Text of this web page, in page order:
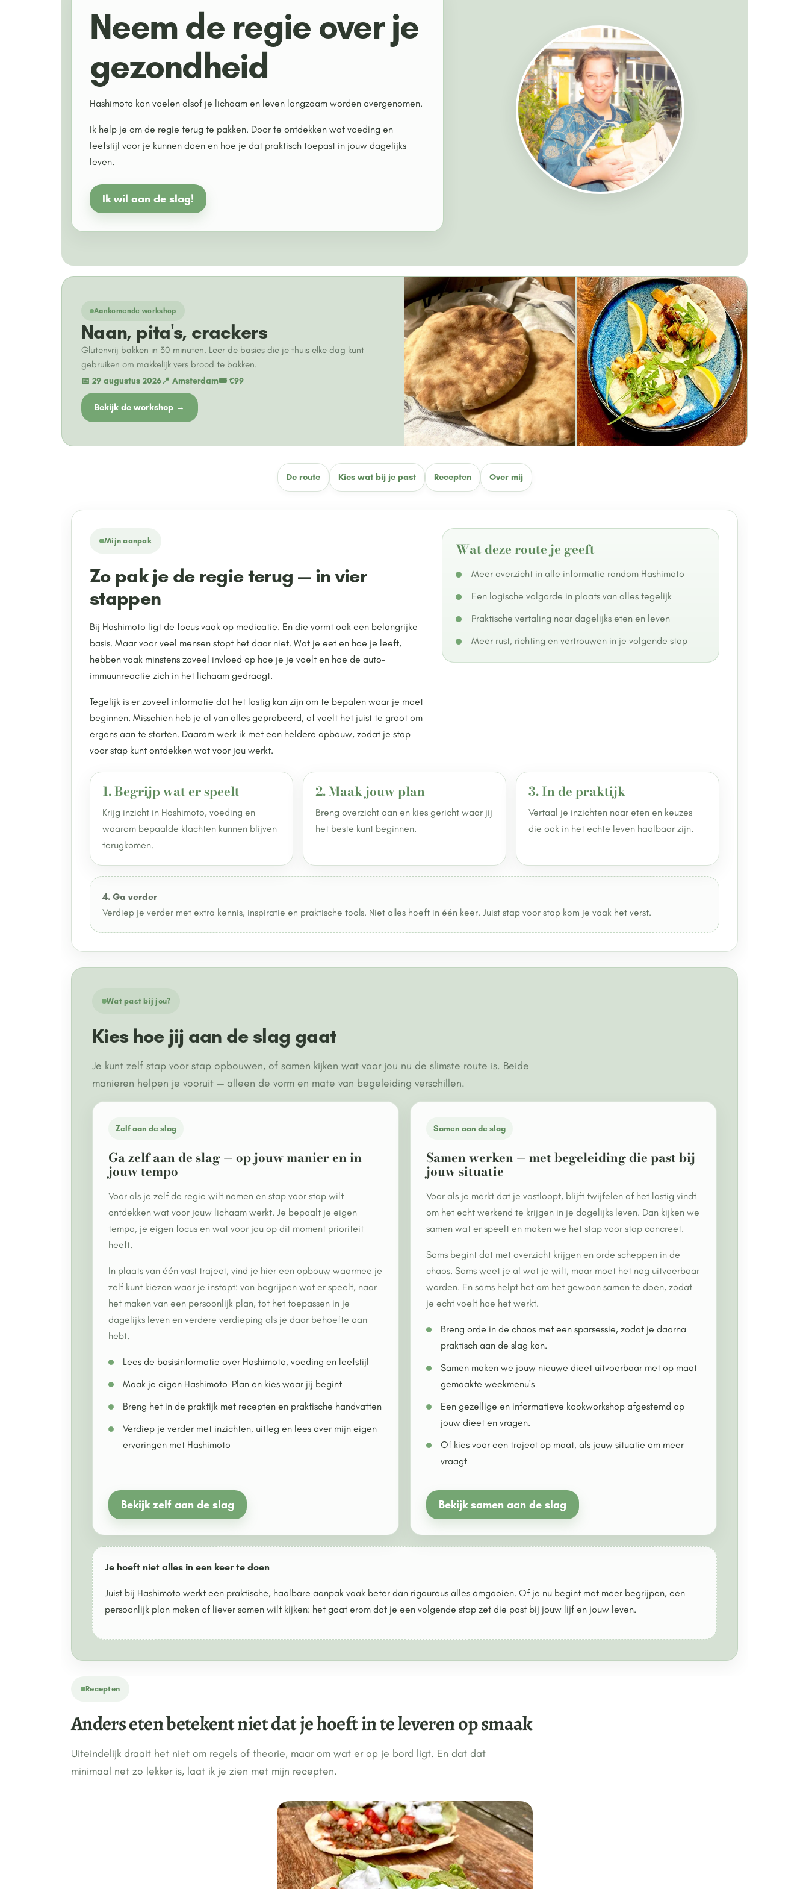
Neem de regie over je
gezondheid
Hashimoto kan voelen alsof je lichaam en leven langzaam worden overgenomen.
Ik help je om de regie terug te pakken. Door te ontdekken wat voeding en
leefstijl voor je kunnen doen en hoe je dat praktisch toepast in jouw dagelijks
leven.
Ik wil aan de slag!
Aankomende workshop
Naan, pita's, crackers
Glutenvrij bakken in 30 minuten. Leer de basics die je thuis elke dag kunt
gebruiken om makkelijk vers brood te bakken.
📅 29 augustus 2026📍 Amsterdam🎟 €99
Bekijk de workshop →
De route Kies wat bij je past Recepten Over mij
Mijn aanpak
Zo pak je de regie terug — in vier
stappen
Bij Hashimoto ligt de focus vaak op medicatie. En die vormt ook een belangrijke
basis. Maar voor veel mensen stopt het daar niet. Wat je eet en hoe je leeft,
hebben vaak minstens zoveel invloed op hoe je je voelt en hoe de auto-
immuunreactie zich in het lichaam gedraagt.
Tegelijk is er zoveel informatie dat het lastig kan zijn om te bepalen waar je moet
beginnen. Misschien heb je al van alles geprobeerd, of voelt het juist te groot om
ergens aan te starten. Daarom werk ik met een heldere opbouw, zodat je stap
voor stap kunt ontdekken wat voor jou werkt.
Wat deze route je geeft
Meer overzicht in alle informatie rondom Hashimoto
Een logische volgorde in plaats van alles tegelijk
Praktische vertaling naar dagelijks eten en leven
Meer rust, richting en vertrouwen in je volgende stap
1. Begrijp wat er speelt
Krijg inzicht in Hashimoto, voeding en
waarom bepaalde klachten kunnen blijven
terugkomen.
2. Maak jouw plan
Breng overzicht aan en kies gericht waar jij
het beste kunt beginnen.
3. In de praktijk
Vertaal je inzichten naar eten en keuzes
die ook in het echte leven haalbaar zijn.
4. Ga verder
Verdiep je verder met extra kennis, inspiratie en praktische tools. Niet alles hoeft in één keer. Juist stap voor stap kom je vaak het verst.
Wat past bij jou?
Kies hoe jij aan de slag gaat
Je kunt zelf stap voor stap opbouwen, of samen kijken wat voor jou nu de slimste route is. Beide
manieren helpen je vooruit — alleen de vorm en mate van begeleiding verschillen.
Zelf aan de slag
Ga zelf aan de slag — op jouw manier en in
jouw tempo
Voor als je zelf de regie wilt nemen en stap voor stap wilt
ontdekken wat voor jouw lichaam werkt. Je bepaalt je eigen
tempo, je eigen focus en wat voor jou op dit moment prioriteit
heeft.
In plaats van één vast traject, vind je hier een opbouw waarmee je
zelf kunt kiezen waar je instapt: van begrijpen wat er speelt, naar
het maken van een persoonlijk plan, tot het toepassen in je
dagelijks leven en verdere verdieping als je daar behoefte aan
hebt.
Lees de basisinformatie over Hashimoto, voeding en leefstijl
Maak je eigen Hashimoto-Plan en kies waar jij begint
Breng het in de praktijk met recepten en praktische handvatten
Verdiep je verder met inzichten, uitleg en lees over mijn eigen
ervaringen met Hashimoto
Bekijk zelf aan de slag
Samen aan de slag
Samen werken — met begeleiding die past bij
jouw situatie
Voor als je merkt dat je vastloopt, blijft twijfelen of het lastig vindt
om het echt werkend te krijgen in je dagelijks leven. Dan kijken we
samen wat er speelt en maken we het stap voor stap concreet.
Soms begint dat met overzicht krijgen en orde scheppen in de
chaos. Soms weet je al wat je wilt, maar moet het nog uitvoerbaar
worden. En soms helpt het om het gewoon samen te doen, zodat
je echt voelt hoe het werkt.
Breng orde in de chaos met een sparsessie, zodat je daarna
praktisch aan de slag kan.
Samen maken we jouw nieuwe dieet uitvoerbaar met op maat
gemaakte weekmenu's
Een gezellige en informatieve kookworkshop afgestemd op
jouw dieet en vragen.
Of kies voor een traject op maat, als jouw situatie om meer
vraagt
Bekijk samen aan de slag
Je hoeft niet alles in een keer te doen
Juist bij Hashimoto werkt een praktische, haalbare aanpak vaak beter dan rigoureus alles omgooien. Of je nu begint met meer begrijpen, een
persoonlijk plan maken of liever samen wilt kijken: het gaat erom dat je een volgende stap zet die past bij jouw lijf en jouw leven.
Recepten
Anders eten betekent niet dat je hoeft in te leveren op smaak
Uiteindelijk draait het niet om regels of theorie, maar om wat er op je bord ligt. En dat dat
minimaal net zo lekker is, laat ik je zien met mijn recepten.